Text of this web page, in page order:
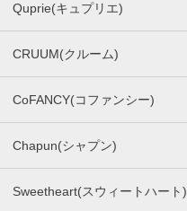
Quprie(キュプリエ)
CRUUM(クルーム)
CoFANCY(コファンシー)
Chapun(シャプン)
Sweetheart(スウィートハート)